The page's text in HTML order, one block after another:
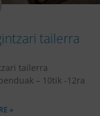
tailerra
tailerra
– 10tik -12ra
»